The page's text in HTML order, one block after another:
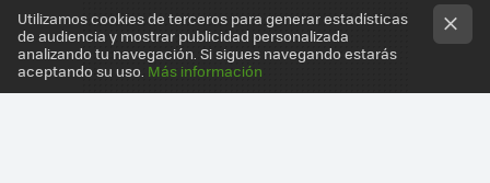
Utilizamos cookies de terceros para generar estadísticas
de audiencia y mostrar publicidad personalizada
analizando tu navegación. Si sigues navegando estarás
aceptando su uso. Más información